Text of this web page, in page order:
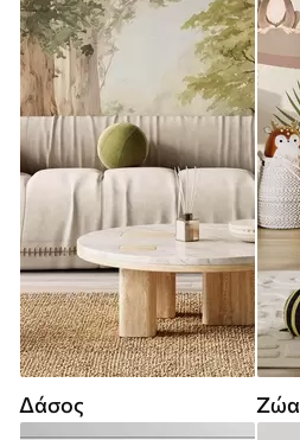
Δάσος Ζώα